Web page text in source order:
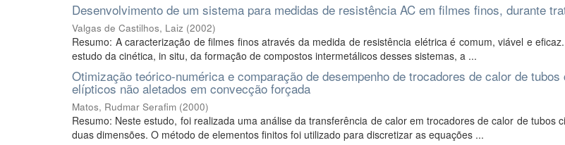
Desenvolvimento de um sistema para medidas de resistência AC em filmes finos, durante
Valgas de Castilhos, Laiz (2002)
Resumo: A caracterização de filmes finos através da medida de resistência elétrica é comum, viável e
estudo da cinética, in situ, da formação de compostos intermetálicos desses sistemas, a ...
Otimização teórico-numérica e comparação de desempenho de trocadores de calor de
elípticos não aletados em convecção forçada
Matos, Rudmar Serafim (2000)
Resumo: Neste estudo, foi realizada uma análise da transferência de calor em trocadores de calor de tubos
duas dimensões. O método de elementos finitos foi utilizado para discretizar as equações ...